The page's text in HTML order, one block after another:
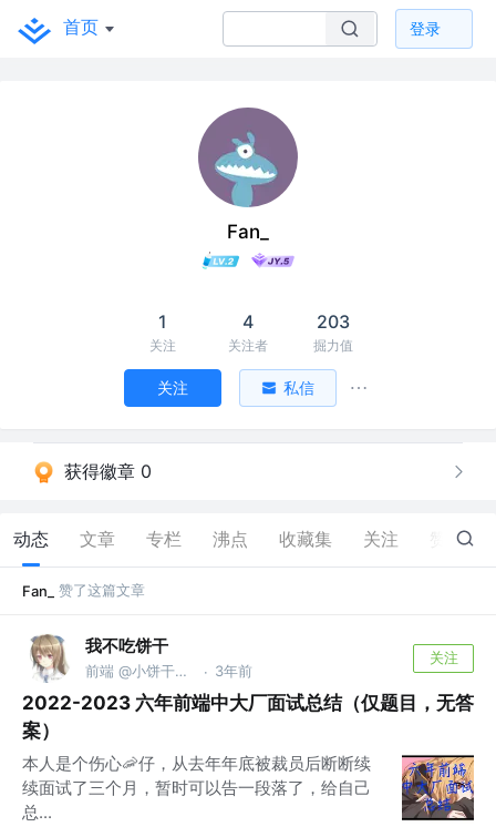
首页 登录
Fan_
1
关注
4
关注者
203
掘力值
关注 私信
获得徽章 0
动态 文章 专栏 沸点 收藏集 关注 6
Fan_ 赞了这篇文章
我不吃饼干
前端 @小饼干无限公司 · 3年前
关注
2022-2023 六年前端中大厂面试总结（仅题目，无答
案）
本人是个伤心🦐仔，从去年年底被裁员后断断续
续面试了三个月，暂时可以告一段落了，给自己
总...